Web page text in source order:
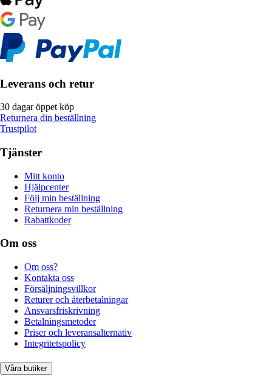
Leverans och retur
30 dagar öppet köp
Returnera din beställning
Trustpilot
Tjänster
Mitt konto
Hjälpcenter
Följ min beställning
Returnera min beställning
Rabattkoder
Om oss
Om oss?
Kontakta oss
Försäljningsvillkor
Returer och återbetalningar
Ansvarsfriskrivning
Betalningsmetoder
Priser och leveransalternativ
Integritetspolicy
Våra butiker